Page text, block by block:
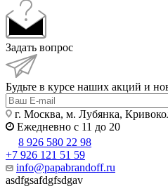
Задать вопрос
Будьте в курсе наших акций и
г. Москва, м. Лубянка,
Ежедневно с 11 до 20
8 926 580 22 98
+7 926 121 51 59
info@papabrandoff.ru
asdfgsafdgfsdgav